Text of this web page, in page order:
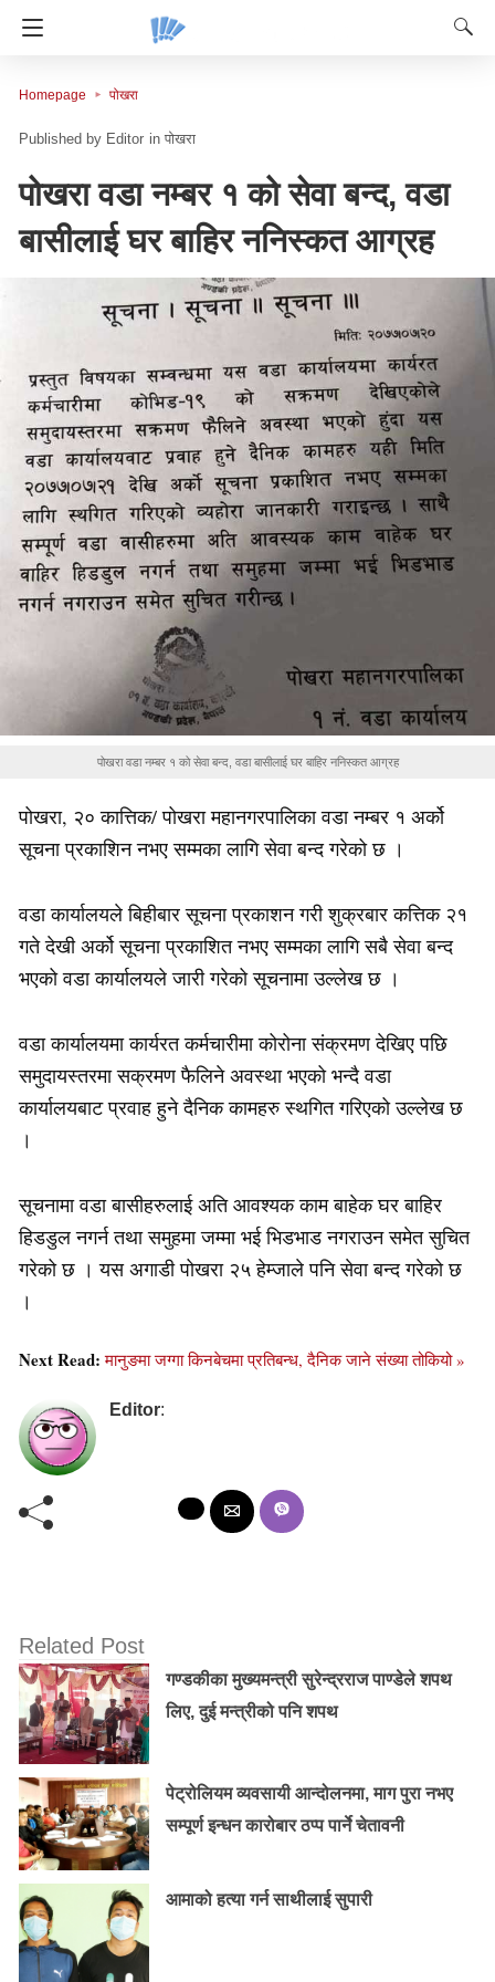
Homepage पोखरा
Editor in पोखरा
पोखरा वडा नम्बर १ को सेवा बन्द, वडा
बासीलाई घर बाहिर ननिस्कत आग्रह
पोखरा वडा नम्बर १ को सेवा बन्द, वडा बासीलाई घर बाहिर ननिस्कत आग्रह
पोखरा, २० कात्तिक/ पोखरा महानगरपालिका वडा नम्बर १ अर्को
सूचना प्रकाशिन नभए सम्मका लागि सेवा बन्द गरेको छ ।
वडा कार्यालयले बिहीबार सूचना प्रकाशन गरी शुक्रबार कत्तिक २१
गते देखी अर्को सूचना प्रकाशित नभए सम्मका लागि सबै सेवा बन्द
भएको वडा कार्यालयले जारी गरेको सूचनामा उल्लेख छ ।
वडा कार्यालयमा कार्यरत कर्मचारीमा कोरोना संक्रमण देखिए पछि
समुदायस्तरमा सक्रमण फैलिने अवस्था भएको भन्दै वडा
कार्यालयबाट प्रवाह हुने दैनिक कामहरु स्थगित गरिएको उल्लेख छ
।
सूचनामा वडा बासीहरुलाई अति आवश्यक काम बाहेक घर बाहिर
हिडडुल नगर्न तथा समुहमा जम्मा भई भिडभाड नगराउन समेत सुचित
गरेको छ । यस अगाडी पोखरा २५ हेम्जाले पनि सेवा बन्द गरेको छ
।
Next Read:मानुङमा जग्गा किनबेचमा प्रतिबन्ध, दैनिक जाने संख्या तोकियो »
Editor:
Related Post
गण्डकीका मुख्यमन्त्री सुरेन्द्रराज पाण्डेले शपथ
लिए, दुई मन्त्रीको पनि शपथ
पेट्रोलियम व्यवसायी आन्दोलनमा, माग पुरा नभए
सम्पूर्ण इन्धन कारोबार ठप्प पार्ने चेतावनी
आमाको हत्या गर्न साथीलाई सुपारी